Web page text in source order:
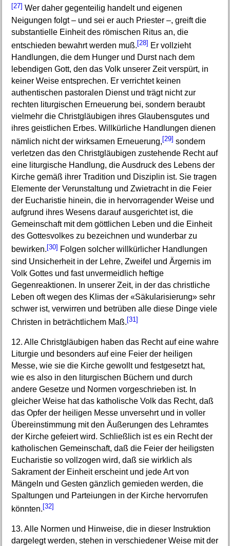
[27] Wer daher gegenteilig handelt und eigenen
Neigungen folgt – und sei er auch Priester –, greift die
substantielle Einheit des römischen Ritus an, die
entschieden bewahrt werden muß.[28] Er vollzieht
Handlungen, die dem Hunger und Durst nach dem
lebendigen Gott, den das Volk unserer Zeit verspürt, in
keiner Weise entsprechen. Er verrichtet keinen
authentischen pastoralen Dienst und trägt nicht zur
rechten liturgischen Erneuerung bei, sondern beraubt
vielmehr die Christgläubigen ihres Glaubensgutes und
ihres geistlichen Erbes. Willkürliche Handlungen dienen
nämlich nicht der wirksamen Erneuerung, [29] sondern
verletzen das den Christgläubigen zustehende Recht auf
eine liturgische Handlung, die Ausdruck des Lebens der
Kirche gemäß ihrer Tradition und Disziplin ist. Sie tragen
Elemente der Verunstaltung und Zwietracht in die Feier
der Eucharistie hinein, die in hervorragender Weise und
aufgrund ihres Wesens darauf ausgerichtet ist, die
Gemeinschaft mit dem göttlichen Leben und die Einheit
des Gottesvolkes zu bezeichnen und wunderbar zu
bewirken.[30] Folgen solcher willkürlicher Handlungen
sind Unsicherheit in der Lehre, Zweifel und Ärgernis im
Volk Gottes und fast unvermeidlich heftige
Gegenreaktionen. In unserer Zeit, in der das christliche
Leben oft wegen des Klimas der «Säkularisierung» sehr
schwer ist, verwirren und betrüben alle diese Dinge viele
Christen in beträchtlichem Maß.[31]
12. Alle Christgläubigen haben das Recht auf eine wahre
Liturgie und besonders auf eine Feier der heiligen
Messe, wie sie die Kirche gewollt und festgesetzt hat,
wie es also in den liturgischen Büchern und durch
andere Gesetze und Normen vorgeschrieben ist. In
gleicher Weise hat das katholische Volk das Recht, daß
das Opfer der heiligen Messe unversehrt und in voller
Übereinstimmung mit den Äußerungen des Lehramtes
der Kirche gefeiert wird. Schließlich ist es ein Recht der
katholischen Gemeinschaft, daß die Feier der heiligsten
Eucharistie so vollzogen wird, daß sie wirklich als
Sakrament der Einheit erscheint und jede Art von
Mängeln und Gesten gänzlich gemieden werden, die
Spaltungen und Parteiungen in der Kirche hervorrufen
könnten. [32]
13. Alle Normen und Hinweise, die in dieser Instruktion
dargelegt werden, stehen in verschiedener Weise mit der